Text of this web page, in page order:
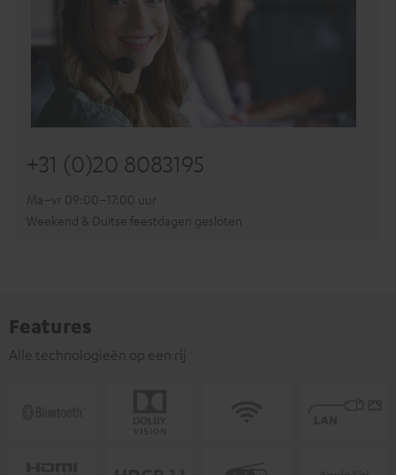
+31 (0)20 8083195
Ma–vr 09:00–17:00 uur
Weekend & Duitse feestdagen gesloten
Features
Alle technologieën op een rij